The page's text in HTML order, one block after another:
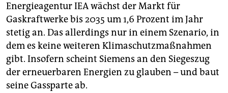
Energieagentur IEA wächst der Markt für
Gaskraftwerke bis 2035 um 1,6 Prozent im Jahr
stetig an. Das allerdings nur in einem Szenario, in
dem es keine weiteren Klimaschutzmaßnahmen
gibt. Insofern scheint Siemens an den Siegeszug
der erneuerbaren Energien zu glauben – und baut
seine Gassparte ab.